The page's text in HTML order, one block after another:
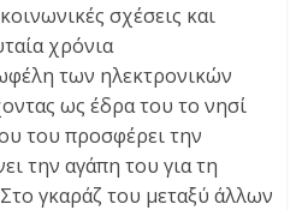
σχέσεις και
χρόνια
των ηλεκτρονικών
ως έδρα του το νησί
του προσφέρει την
την αγάπη του για τη
γκαράζ του μεταξύ άλλων